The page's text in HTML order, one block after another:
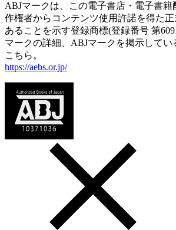
ABJマークは、この電子書店・電子書
作権者からコンテンツ使用許諾を得た
あることを示す登録商標(登録番号 第
マークの詳細、ABJマークを掲示してい
こちら。
https://aebs.or.jp/